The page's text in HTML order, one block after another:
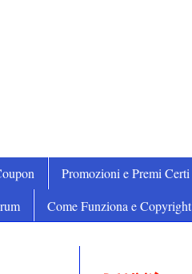
Promozioni e Premi Certi
Come Funziona e Copyright